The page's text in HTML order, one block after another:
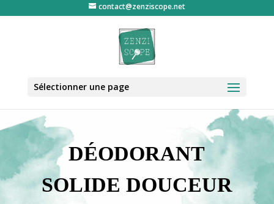
contact@zenziscope.net
Sélectionner une page
DÉODORANT
SOLIDE DOUCEUR